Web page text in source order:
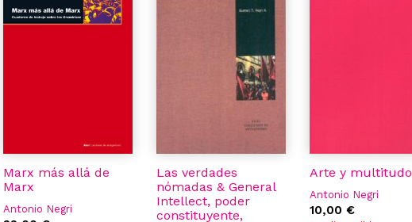
Marx más allá de
Marx
Antonio Negri
Las verdades
nómadas & General
Intellect, poder
constituyente,
Arte y multitudo
Antonio Negri
10,00 €